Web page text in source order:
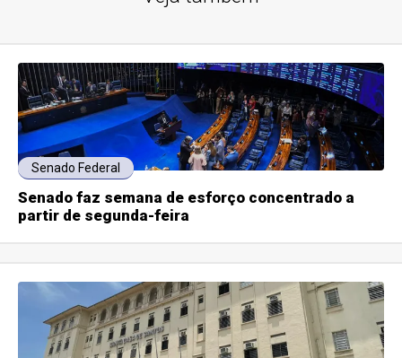
Senado Federal
Senado faz semana de esforço concentrado a
partir de segunda-feira